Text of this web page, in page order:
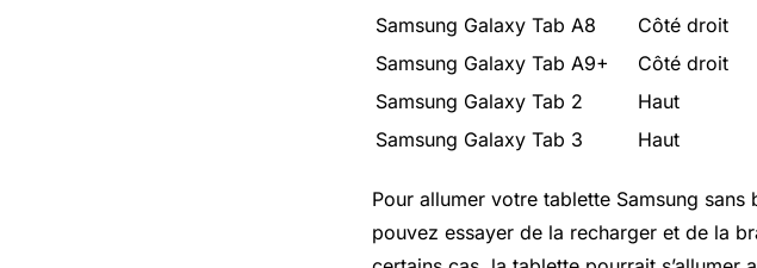
Samsung Galaxy Tab A8
Côté droit
Samsung Galaxy Tab A9+
Côté droit
Samsung Galaxy Tab 2
Haut
Samsung Galaxy Tab 3
Haut
Pour allumer votre tablette Samsung
pouvez essayer de la recharger et de la